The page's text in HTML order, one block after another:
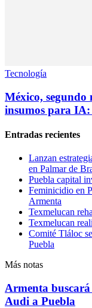
Tecnología
México,
insumos para
Entradas recientes
Lanzan
en Palmar de
Puebla capital
Feminicidio en
Armenta
Texmelucan
Texmelucan
Comité Tláloc
Puebla
Más notas
Armenta
Audi a Puebla